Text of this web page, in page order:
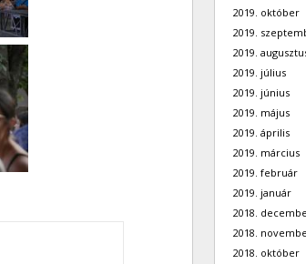
2019. október
2019.
2019.
2019. július
2019. június
2019. május
2019. április
2019. március
2019. február
2019. január
2018.
2018.
2018. október